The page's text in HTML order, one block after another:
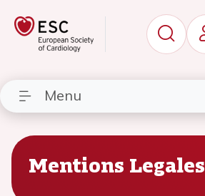
Menu
Mentions Legales